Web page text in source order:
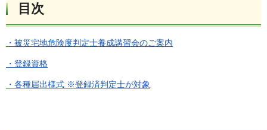
目次
・被災宅地危険度判定士養成講習会のご案内
・登録資格
・各種届出様式 ※登録済判定士が対象